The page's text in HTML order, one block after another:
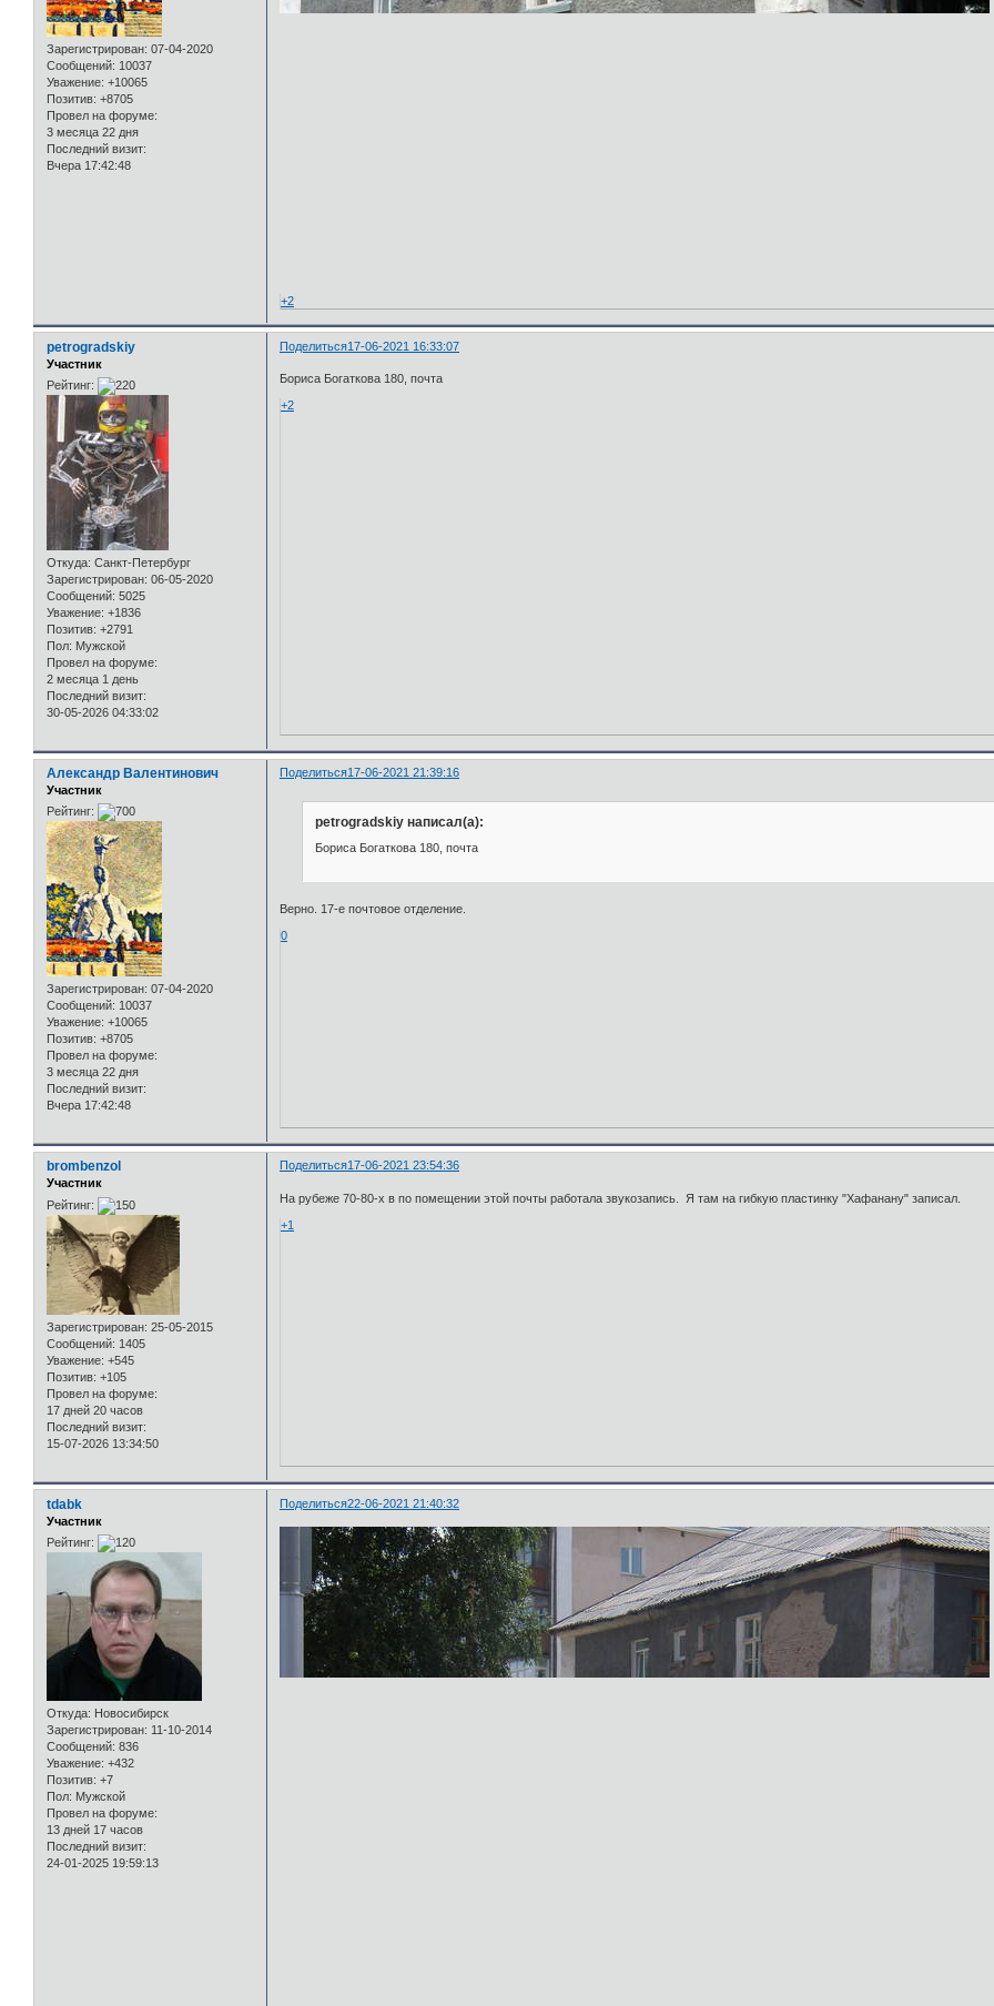
Зарегистрирован: 07-04-2020
Сообщений: 10037
Уважение: +10065
Позитив: +8705
Провел на форуме:
3 месяца 22 дня
Последний визит:
Вчера 17:42:48
+2
Поделиться17-06-2021 16:33:07
petrogradskiy
Участник
Рейтинг:
Откуда: Санкт-Петербург
Зарегистрирован: 06-05-2020
Сообщений: 5025
Уважение: +1836
Позитив: +2791
Пол: Мужской
Провел на форуме:
2 месяца 1 день
Последний визит:
30-05-2026 04:33:02
Бориса Богаткова 180, почта
+2
Поделиться17-06-2021 21:39:16
Александр Валентинович
Участник
Рейтинг:
Зарегистрирован: 07-04-2020
Сообщений: 10037
Уважение: +10065
Позитив: +8705
Провел на форуме:
3 месяца 22 дня
Последний визит:
Вчера 17:42:48
petrogradskiy написал(а):
Бориса Богаткова 180, почта
Верно. 17-е почтовое отделение.
0
Поделиться17-06-2021 23:54:36
brombenzol
Участник
Рейтинг:
Зарегистрирован: 25-05-2015
Сообщений: 1405
Уважение: +545
Позитив: +105
Провел на форуме:
17 дней 20 часов
Последний визит:
15-07-2026 13:34:50
На рубеже 70-80-х в по помещении этой почты работала звукозапись. Я там на гибкую пластинку "Хафанану" записал.
+1
Поделиться22-06-2021 21:40:32
tdabk
Участник
Рейтинг:
Откуда: Новосибирск
Зарегистрирован: 11-10-2014
Сообщений: 836
Уважение: +432
Позитив: +7
Пол: Мужской
Провел на форуме:
13 дней 17 часов
Последний визит:
24-01-2025 19:59:13